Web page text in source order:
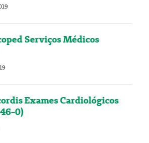
Serviços Médicos
Exames Cardiológicos
0)